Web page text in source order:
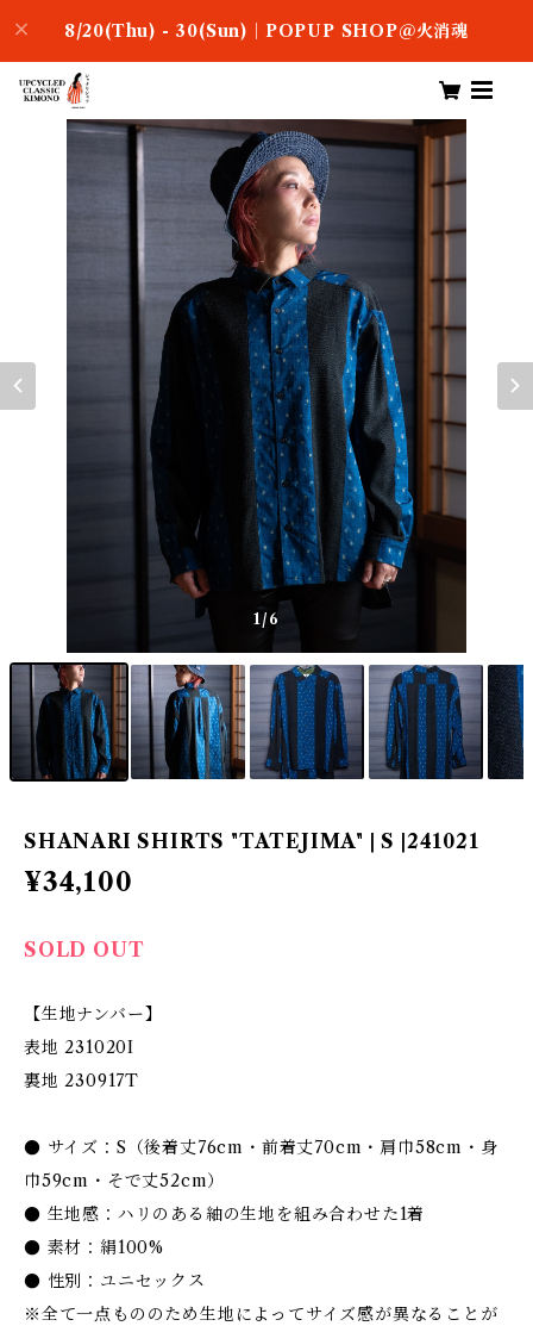
8/20(Thu) - 30(Sun)｜POPUP SHOP＠火消魂
1/6
SHANARI SHIRTS "TATEJIMA" | S |241021
¥34,100
SOLD OUT
【生地ナンバー】
表地 231020I
裏地 230917T
● サイズ：S（後着丈76cm・前着丈70cm・肩巾58cm・身
巾59cm・そで丈52cm）
● 生地感：ハリのある紬の生地を組み合わせた1着
● 素材：絹100%
● 性別：ユニセックス
※全て一点もののため生地によってサイズ感が異なることが